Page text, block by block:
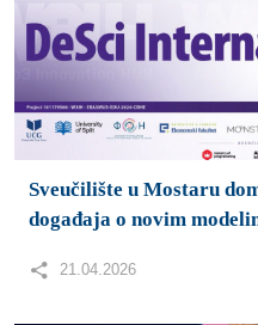
Sveučilište u Mostaru
događaja o novim
21.04.2026